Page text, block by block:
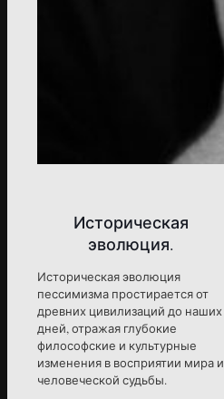
Историческая
эволюция.
Историческая эволюция
пессимизма простирается от
древних цивилизаций до наших
дней, отражая глубокие
философские и культурные
изменения в восприятии мира и
человеческой судьбы.